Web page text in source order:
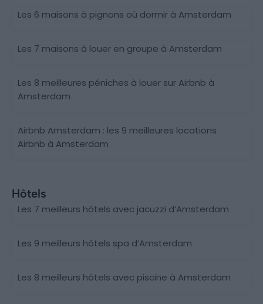
Les 6 maisons à pignons où dormir à Amsterdam
Les 7 maisons à louer en groupe à Amsterdam
Les 8 meilleures péniches à louer sur Airbnb à
Amsterdam
Airbnb Amsterdam : les 9 meilleures locations
Airbnb à Amsterdam
Hôtels
Les 7 meilleurs hôtels avec jacuzzi d’Amsterdam
Les 9 meilleurs hôtels spa d’Amsterdam
Les 8 meilleurs hôtels avec piscine à Amsterdam